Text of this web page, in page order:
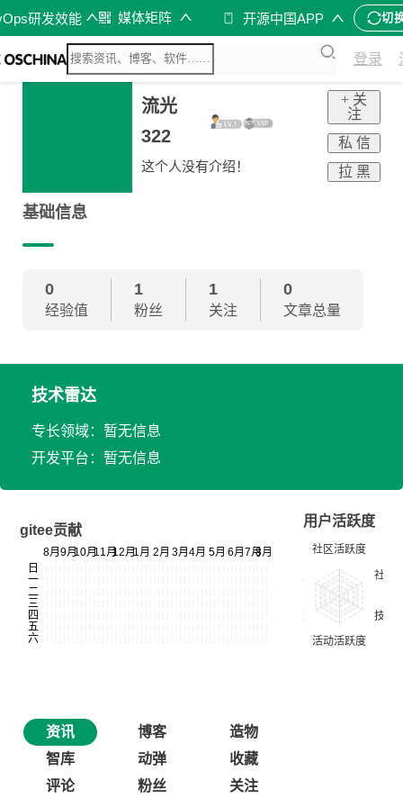
研发效能 媒体矩阵 开源中国APP 切
登录
流光
322
这个人没有介绍！
+ 关
注
私 信
拉 黑
基础信息
0
经验值
1
粉丝
1
关注
0
文章总量
技术雷达
专长领域：暂无信息
开发平台：暂无信息
gitee贡献
用户活跃度
资讯 博客
造物
智库
动弹
收藏
评论
粉丝 关注